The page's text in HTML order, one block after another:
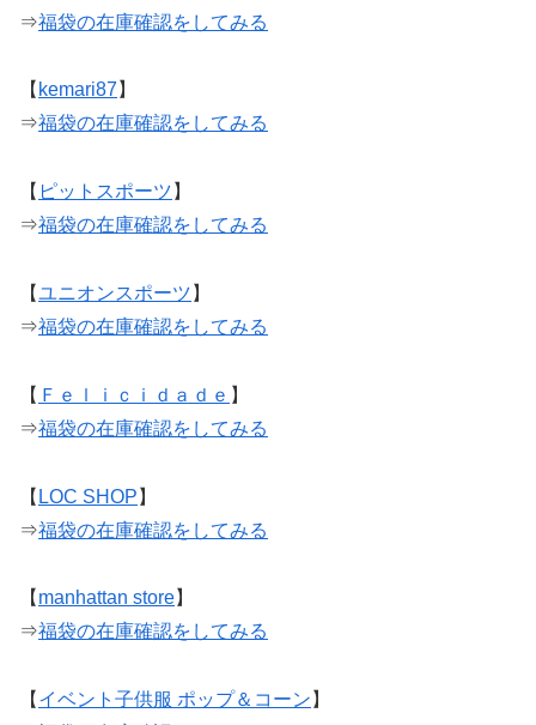
⇒福袋の在庫確認をしてみる
【 kemari87 】
⇒福袋の在庫確認をしてみる
【 ピットスポーツ 】
⇒福袋の在庫確認をしてみる
【ユニオンスポーツ 】
⇒福袋の在庫確認をしてみる
【 Ｆｅｌｉｃｉｄａｄｅ 】
⇒福袋の在庫確認をしてみる
【 LOC SHOP 】
⇒福袋の在庫確認をしてみる
【 manhattan store】
⇒福袋の在庫確認をしてみる
【 イベント子供服 ポップ＆コーン 】